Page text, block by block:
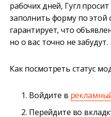
рабочих дней, Гугл
заполнить форму по этой
гарантирует, что
но о вас точно не забудут.
Как посмотреть статус
Войдите в
Перейдите во